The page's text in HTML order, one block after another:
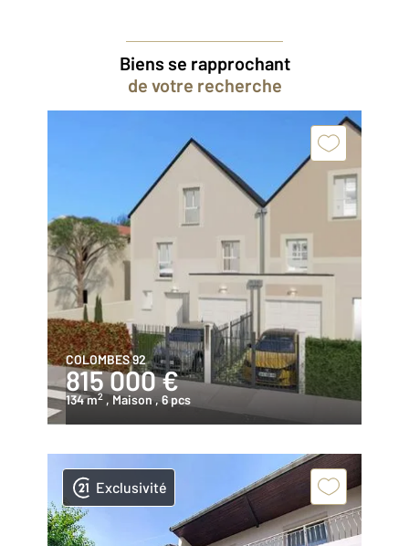
Biens se rapprochant
de votre recherche
COLOMBES 92
815 000 €
134 m2 , Maison, 6 pcs
Exclusivité